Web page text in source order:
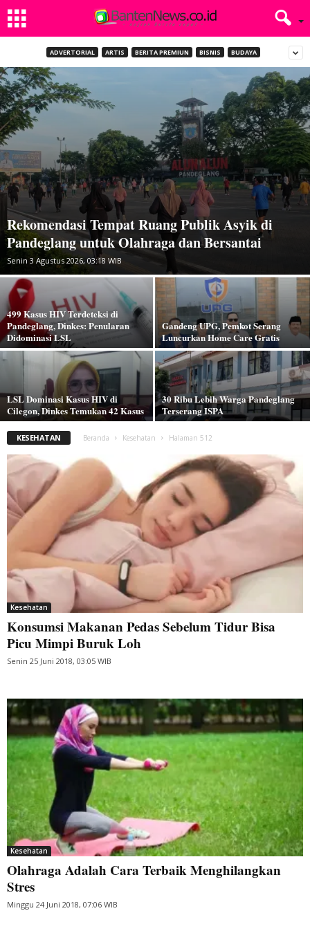
ADVERTORIAL ARTIS BERITA PREMIUN BISNIS BUDAYA
Rekomendasi Tempat Ruang Publik Asyik di
Pandeglang untuk Olahraga dan Bersantai
Senin 3 Agustus 2026, 03:18 WIB
499 Kasus HIV Terdeteksi di
Pandeglang, Dinkes: Penularan
Didominasi LSL
Gandeng UPG, Pemkot Serang
Luncurkan Home Care Gratis
LSL Dominasi Kasus HIV di
Cilegon, Dinkes Temukan 42 Kasus
30 Ribu Lebih Warga Pandeglang
Terserang ISPA
KESEHATAN Beranda Kesehatan Halaman 512
Kesehatan
Konsumsi Makanan Pedas Sebelum Tidur Bisa
Picu Mimpi Buruk Loh
Senin 25 Juni 2018, 03:05 WIB
Kesehatan
Olahraga Adalah Cara Terbaik Menghilangkan
Stres
Minggu 24 Juni 2018, 07:06 WIB